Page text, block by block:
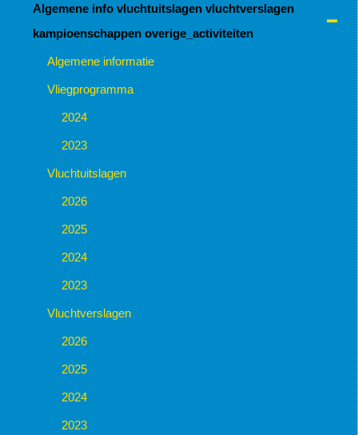
Algemene info vluchtuitslagen vluchtverslagen
kampioenschappen overige_activiteiten
Algemene informatie
Vliegprogramma
2024
2023
Vluchtuitslagen
2026
2025
2024
2023
Vluchtverslagen
2026
2025
2024
2023